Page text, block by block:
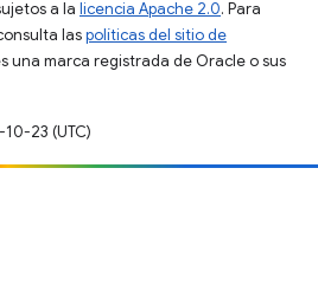
a la licencia Apache 2.0. Para
laspolíticas del sitio de
una marca registrada de Oracle o sus
23 (UTC)